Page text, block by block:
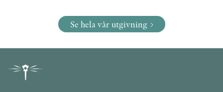
Se hela vår utgivning